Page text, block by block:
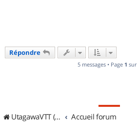
Répondre
5 messages • Page 1 sur
UtagawaVTT (Randos VTT et VTTAE avec traces GPS) Accueil forum